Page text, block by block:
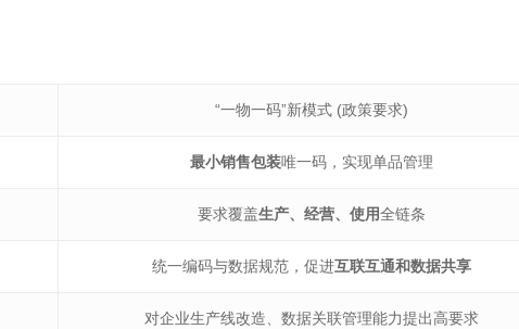
“一物一码”新模式 (政策要求)
最小销售包装唯一码，实现单品管理
要求覆盖生产、经营、使用全链条
统一编码与数据规范，促进互联互通和数据共享
对企业生产线改造、数据关联管理能力提出高要求